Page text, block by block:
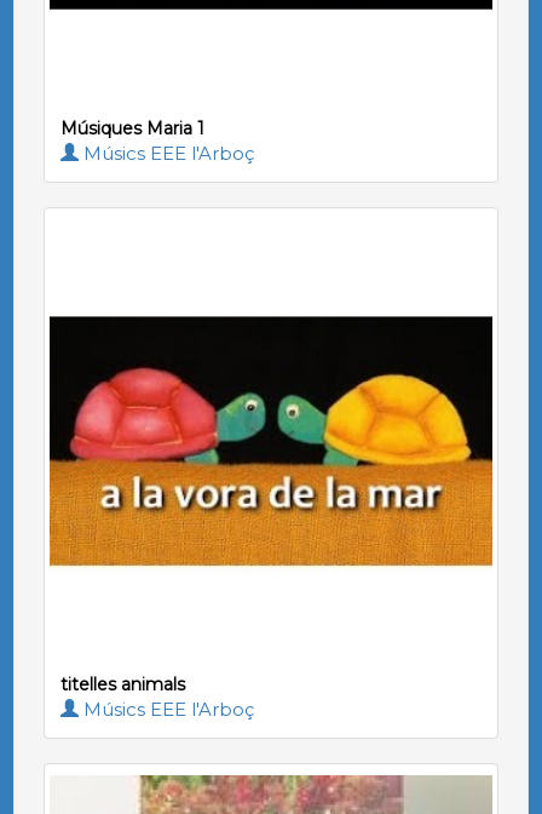
Músiques Maria 1
Músics EEE l'Arboç
titelles animals
Músics EEE l'Arboç